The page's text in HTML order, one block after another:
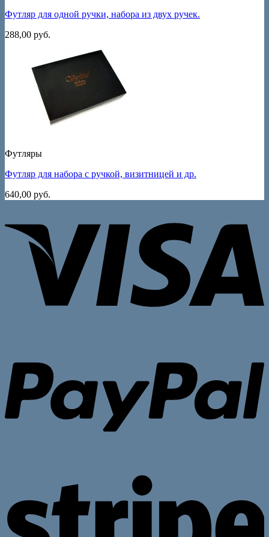
Футляр для одной ручки, набора из двух ручек.
288,00 руб.
Футляры
Футляр для набора с ручкой, визитницей и др.
640,00 руб.